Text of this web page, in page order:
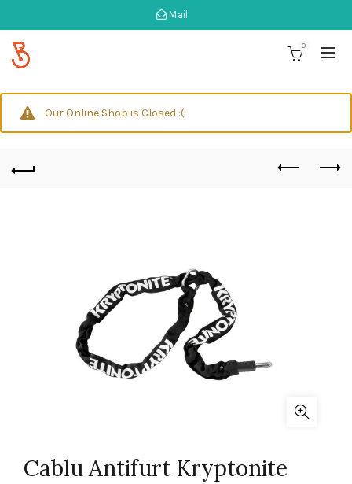
Mail
0
Our Online Shop is Closed :(
Cablu Antifurt Kryptonite